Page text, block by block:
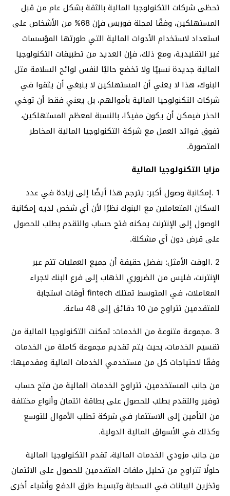
تحظى شركات التكنولوجيا المالية بالثقة بشكل عام من قبل
المستهلكين، وفقًا لمجلة فوربس فإن 68% من الأشخاص على
استعداد لاستخدام الأدوات المالية التي طورتها المؤسسات
غير التقليدية، ومع ذلك، فإن العديد من تطبيقات التكنولوجيا
المالية جديدة نسبيًا ولا تخضع حاليًا لنفس لوائح السلامة مثل
البنوك، هذا لا يعني أن المستهلكين لا ينبغي أن يثقوا في
شركات التكنولوجيا المالية بأموالهم، بل يعني فقط أن توخي
الحذر فيمكن أن يكون مفيدًا، بالنسبة لمعظم المستهلكين،
تفوق فوائد العمل مع شركة التكنولوجيا المالية المخاطر
المتصورة.
مزايا التكنولوجيا المالية
1 .إمكانية وصول أكبر: يترجم هذا أيضًا إلى زيادة في عدد
السكان المتعاملين مع البنوك نظرًا لأن أي شخص لديه إمكانية
الوصول إلى الإنترنت يمكنه فتح حساب والتقدم بطلب للحصول
على قرض دون أي مشكلة.
2 .الوقت الأمثل: بفضل حقيقة أن جميع العمليات تتم عبر
الإنترنت، فليس من الضروري الذهاب إلى فرع البنك لاجراء
المعاملات، في المتوسط​​ تمتلك fintech أوقات استجابة
للمتقدمين تتراوح من 10 دقائق إلى 48 ساعة.
3 .مجموعة متنوعة من الخدمات: تمكنت التكنولوجيا المالية من
تقسيم الخدمات، بحيث يتم تقديم مجموعة كاملة من الخدمات
وفقًا لاحتياجات كل من مستخدمي الخدمات المالية ومقدميها:
من جانب المستخدمين، تتراوح الخدمات المالية من فتح حساب
توفير والتقدم بطلب للحصول على بطاقة ائتمان وأنواع مختلفة
من التأمين إلى الاستثمار في شركة تطلب الأموال للتوسع
وكذلك في الأسواق المالية الدولية.
من جانب مزودي الخدمات المالية، تقدم التكنولوجيا المالية
حلولًا تتراوح من تحليل ملفات المتقدمين للحصول على الائتمان
وتخزين البيانات في السحابة وتبسيط طرق الدفع وأشياء أخرى